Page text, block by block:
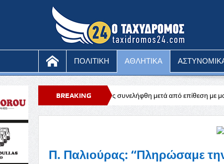
ΠΟΛΙΤΙΚΗ ΑΘΛΗΤΙΚΑ
BREAKING
NEWS
μοναχός συνελήφθη μετά από επίθεση με μαχαίρι
Π. Παλιούρας: “Πληρώσαμε